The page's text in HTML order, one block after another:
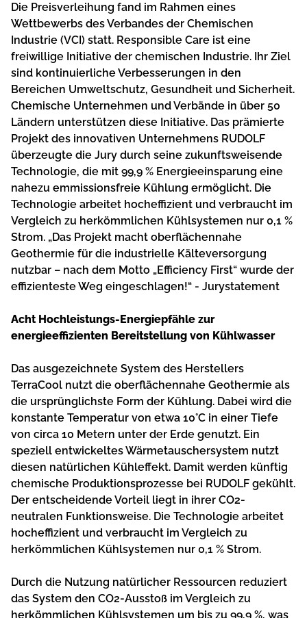
Die Preisverleihung fand im Rahmen eines
Wettbewerbs des Verbandes der Chemischen
Industrie (VCI) statt. Responsible Care ist eine
freiwillige Initiative der chemischen Industrie. Ihr Ziel
sind kontinuierliche Verbesserungen in den
Bereichen Umweltschutz, Gesundheit und Sicherheit.
Chemische Unternehmen und Verbände in über 50
Ländern unterstützen diese Initiative. Das prämierte
Projekt des innovativen Unternehmens RUDOLF
überzeugte die Jury durch seine zukunftsweisende
Technologie, die mit 99,9 % Energieeinsparung eine
nahezu emmissionsfreie Kühlung ermöglicht. Die
Technologie arbeitet hocheffizient und verbraucht im
Vergleich zu herkömmlichen Kühlsystemen nur 0,1 %
Strom. „Das Projekt macht oberflächennahe
Geothermie für die industrielle Kälteversorgung
nutzbar – nach dem Motto „Efficiency First“ wurde der
effizienteste Weg eingeschlagen!“ - Jurystatement
Acht Hochleistungs-Energiepfähle zur
energieeffizienten Bereitstellung von Kühlwasser
Das ausgezeichnete System des Herstellers
TerraCool nutzt die oberflächennahe Geothermie als
die ursprünglichste Form der Kühlung. Dabei wird die
konstante Temperatur von etwa 10°C in einer Tiefe
von circa 10 Metern unter der Erde genutzt. Ein
speziell entwickeltes Wärmetauschersystem nutzt
diesen natürlichen Kühleffekt. Damit werden künftig
chemische Produktionsprozesse bei RUDOLF gekühlt.
Der entscheidende Vorteil liegt in ihrer CO2-
neutralen Funktionsweise. Die Technologie arbeitet
hocheffizient und verbraucht im Vergleich zu
herkömmlichen Kühlsystemen nur 0,1 % Strom.
Durch die Nutzung natürlicher Ressourcen reduziert
das System den CO2-Ausstoß im Vergleich zu
herkömmlichen Kühlsystemen um bis zu 99,9 %, was